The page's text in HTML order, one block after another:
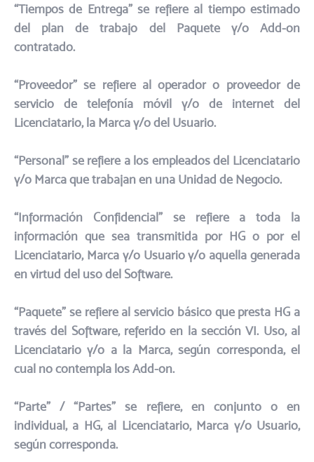
“Tiempos de Entrega” se refiere al tiempo estimado
del plan de trabajo del Paquete y/o Add-on
contratado.​
“Proveedor” se refiere al operador o proveedor de
servicio de telefonía móvil y/o de internet del
Licenciatario, la Marca y/o del Usuario.​
“Personal” se refiere a los empleados del Licenciatario
y/o Marca que trabajan en una Unidad de Negocio.​
“Información Confidencial” se refiere a toda la
información que sea transmitida por HG o por el
Licenciatario, Marca y/o Usuario y/o aquella generada
en virtud del uso del Software.​
“Paquete” se refiere al servicio básico que presta HG a
través del Software, referido en la sección VI. Uso, al
Licenciatario y/o a la Marca, según corresponda, el
cual no contempla los Add-on.​
“Parte” / “Partes” se refiere, en conjunto o en
individual, a HG, al Licenciatario, Marca y/o Usuario,
según corresponda.​